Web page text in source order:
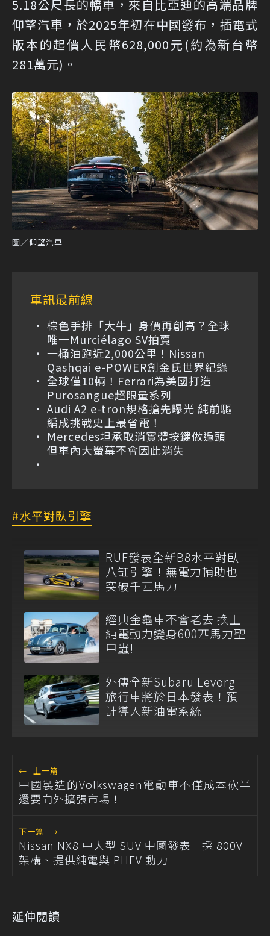
5.18公尺長的轎車，來自比亞迪的高端品牌
仰望汽車，於2025年初在中國發布，插電式
版本的起價人民幣628,000元(約為新台幣
281萬元)。
圖／仰望汽車
車訊最前線
棕色手排「大牛」身價再創高？全球
唯一Murciélago SV拍賣
一桶油跑近2,000公里！Nissan
Qashqai e-POWER創金氏世界紀錄
全球僅10輛！Ferrari為美國打造
Purosangue超限量系列
Audi A2 e-tron規格搶先曝光 純前驅
編成挑戰史上最省電！
Mercedes坦承取消實體按鍵做過頭
但車內大螢幕不會因此消失
水平對臥引擎
RUF發表全新B8水平對臥
八缸引擎！無電力輔助也
突破千匹馬力
經典金龜車不會老去 換上
純電動力變身600匹馬力聖
甲蟲!
外傳全新Subaru Levorg
旅行車將於日本發表！預
計導入新油電系統
← 上一篇
中國製造的Volkswagen電動車不僅成本砍半
還要向外擴張市場！
下一篇 →
Nissan NX8 中大型 SUV 中國發表 採 800V
架構、提供純電與 PHEV 動力
延伸閱讀